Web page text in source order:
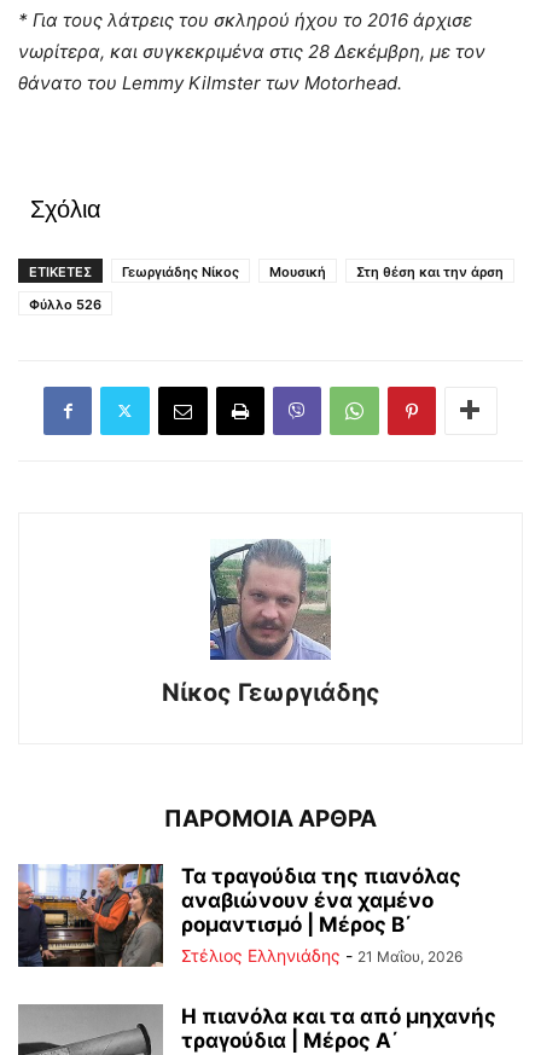
* Για τους λάτρεις του σκληρού ήχου το 2016 άρχισε
νωρίτερα, και συγκεκριμένα στις 28 Δεκέμβρη, με τον
θάνατο του Lemmy Kilmster των Motorhead.
Σχόλια
ΕΤΙΚΕΤΕΣ Γεωργιάδης Νίκος Μουσική
Στη θέση και την άρση
Φύλλο 526
Νίκος Γεωργιάδης
ΠΑΡΟΜΟΙΑ ΑΡΘΡΑ
Τα τραγούδια της πιανόλας
αναβιώνουν ένα χαμένο
ρομαντισμό | Μέρος Β΄
Στέλιος Ελληνιάδης - 21 Μαΐου, 2026
Η πιανόλα και τα από μηχανής
τραγούδια | Μέρος Α΄